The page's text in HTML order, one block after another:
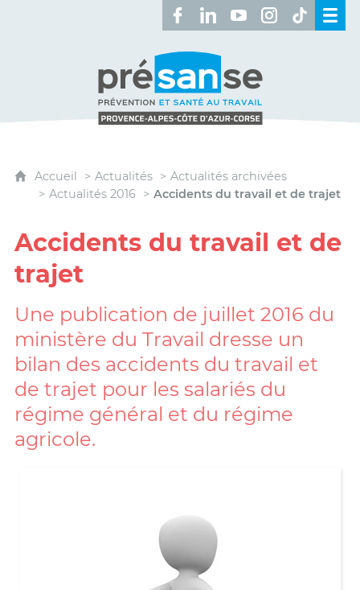
Retrouvez-nous sur Facebook
Retrouvez-nous sur
Retrouvez-nous sur
Retrouvez-
Accueil Actualités
Actualités archivées
Actualités 2016
Accidents du travail et de trajet
Accidents du travail et de
trajet
Une publication de juillet 2016 du
ministère du Travail dresse un
bilan des accidents du travail et
de trajet pour les salariés du
régime général et du régime
agricole.